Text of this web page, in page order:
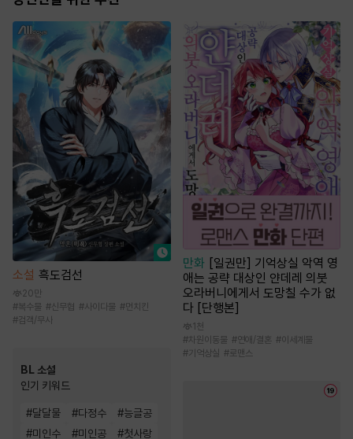
소설 흑도검선
20만
#복수물 #신무협 #사이다물 #먼치킨
#검객/무사
BL 소설
인기 키워드
#달달물 #다정수 #능글공
#미인수 #미인공 #첫사랑
만화 [일권만] 기억상실 악역 영
애는 공략 대상인 얀데레 의붓
오라버니에게서 도망칠 수가 없
다 [단행본]
1천
#차원이동물 #연애/결혼 #이세계물
#기억상실 #로맨스